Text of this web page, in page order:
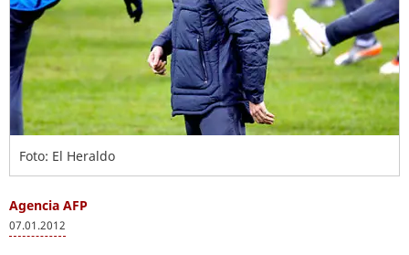
Foto: El Heraldo
Agencia AFP
07.01.2012